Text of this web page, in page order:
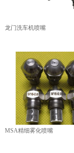
龙门洗车机喷嘴
MSA精细雾化喷嘴